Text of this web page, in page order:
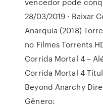
28/03/2019 · Baixar
Anarquia (2018)
no Filmes Torrents
Corrida Mortal 4 –
Corrida Mortal 4
Beyond Anarchy
Gênero: